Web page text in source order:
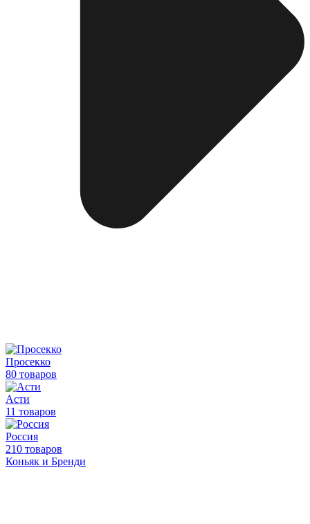
Просекко
80 товаров
Асти
11 товаров
Россия
210 товаров
Коньяк и Бренди